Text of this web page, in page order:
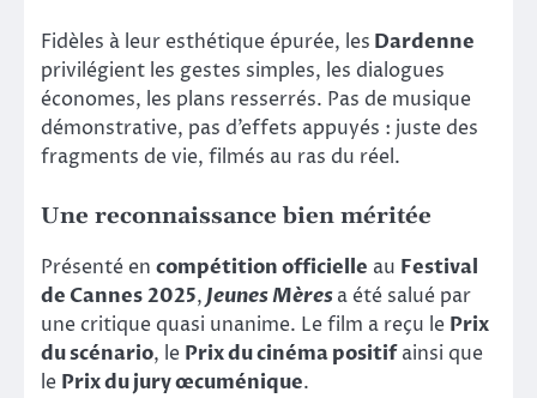
Fidèles à leur esthétique épurée, les Dardenne
privilégient les gestes simples, les dialogues
économes, les plans resserrés. Pas de musique
démonstrative, pas d’effets appuyés : juste des
fragments de vie, filmés au ras du réel.
Une reconnaissance bien méritée
Présenté en compétition officielle au Festival
de Cannes 2025,Jeunes Mèresa été salué par
une critique quasi unanime. Le film a reçu le Prix
du scénario, le Prix du cinéma positifainsi que
le Prix du jury œcuménique.